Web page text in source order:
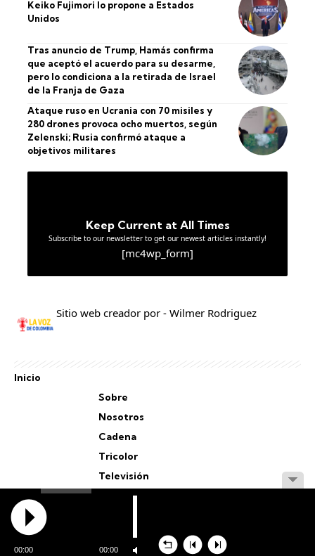
Keiko Fujimori lo propone a Estados
Unidos
Tras anuncio de Trump, Hamás confirma
que aceptó el acuerdo para su desarme,
pero lo condiciona a la retirada de Israel
de la Franja de Gaza
Ataque ruso en Ucrania con 70 misiles y
280 drones provoca ocho muertos, según
Zelenski; Rusia confirmó ataque a
objetivos militares
Keep Current at All Times
Subscribe to our newsletter to get our newest articles instantly!
[mc4wp_form]
Sitio web creador por - Wilmer Rodriguez
Inicio
Sobre
Nosotros
Cadena
Tricolor
Televisión
Personal
00:00 00:00